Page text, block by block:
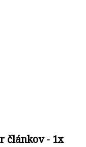
článkov - 1x